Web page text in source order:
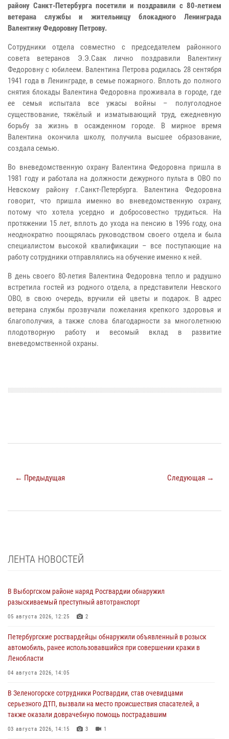
району Санкт-Петербурга посетили и поздравили с 80-летием
ветерана службы и жительницу блокадного Ленинграда
Валентину Федоровну Петрову.
Сотрудники отдела совместно с председателем районного
совета ветеранов Э.Э.Саак лично поздравили Валентину
Федоровну с юбилеем. Валентина Петрова родилась 28 сентября
1941 года в Ленинграде, в семье пожарного. Вплоть до полного
снятия блокады Валентина Федоровна проживала в городе, где
ее семья испытала все ужасы войны – полуголодное
существование, тяжёлый и изматывающий труд, ежедневную
борьбу за жизнь в осажденном городе. В мирное время
Валентина окончила школу, получила высшее образование,
создала семью.
Во вневедомственную охрану Валентина Федоровна пришла в
1981 году и работала на должности дежурного пульта в ОВО по
Невскому району г.Санкт-Петербурга. Валентина Федоровна
говорит, что пришла именно во вневедомственную охрану,
потому что хотела усердно и добросовестно трудиться. На
протяжении 15 лет, вплоть до ухода на пенсию в 1996 году, она
неоднократно поощрялась руководством своего отдела и была
специалистом высокой квалификации – все поступающие на
работу сотрудники отправлялись на обучение именно к ней.
В день своего 80-летия Валентина Федоровна тепло и радушно
встретила гостей из родного отдела, а представители Невского
ОВО, в свою очередь, вручили ей цветы и подарок. В адрес
ветерана службы прозвучали пожелания крепкого здоровья и
благополучия, а также слова благодарности за многолетнюю
плодотворную работу и весомый вклад в развитие
вневедомственной охраны.
← Предыдущая Следующая →
ЛЕНТА НОВОСТЕЙ
В Выборгском районе наряд Росгвардии обнаружил
разыскиваемый преступный автотранспорт
05 августа 2026, 12:25 2
Петербургские росгвардейцы обнаружили объявленный в розыск
автомобиль, ранее использовавшийся при совершении кражи в
Ленобласти
04 августа 2026, 14:05
В Зеленогорске сотрудники Росгвардии, став очевидцами
серьезного ДТП, вызвали на место происшествия спасателей, а
также оказали доврачебную помощь пострадавшим
03 августа 2026, 14:15 3 1